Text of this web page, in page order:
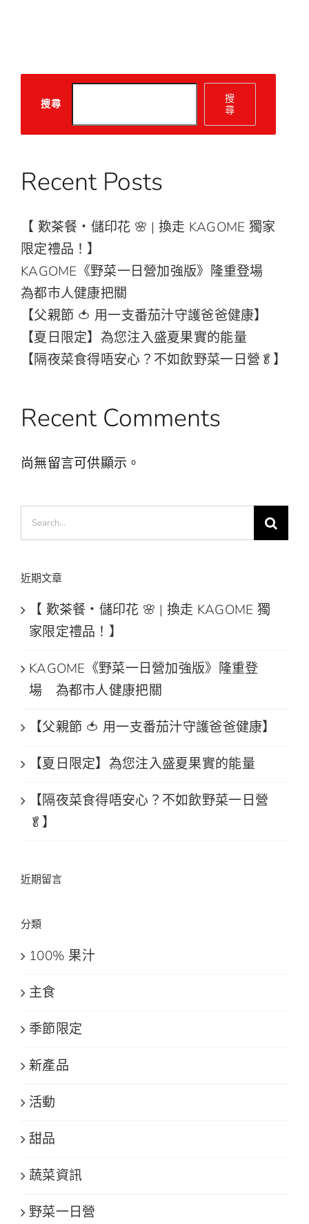
搜尋
搜
尋
Recent Posts
【 歎茶餐・儲印花 🌸 | 換走 KAGOME 獨家
限定禮品！】
KAGOME《野菜一日營加強版》隆重登場
為都市人健康把關
【父親節 🍅 用一支番茄汁守護爸爸健康】
【夏日限定】為您注入盛夏果實的能量
【隔夜菜食得唔安心？不如飲野菜一日營🥬】
Recent Comments
尚無留言可供顯示。
Search
for:
近期文章
【 歎茶餐・儲印花 🌸 | 換走 KAGOME 獨
家限定禮品！】
KAGOME《野菜一日營加強版》隆重登
場 為都市人健康把關
【父親節 🍅 用一支番茄汁守護爸爸健康】
【夏日限定】為您注入盛夏果實的能量
【隔夜菜食得唔安心？不如飲野菜一日營
🥬】
近期留言
分類
100% 果汁
主食
季節限定
新產品
活動
甜品
蔬菜資訊
野菜一日營